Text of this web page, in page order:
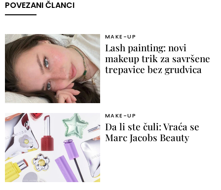
POVEZANI ČLANCI
MAKE-UP
Lash painting: novi
makeup trik za savršene
trepavice bez grudvica
MAKE-UP
Da li ste čuli: Vraća se
Marc Jacobs Beauty